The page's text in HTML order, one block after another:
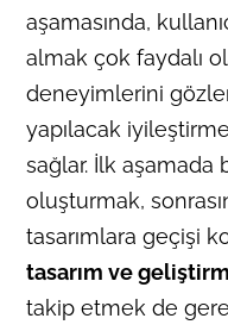
aşamasında,
almak çok faydalı
deneyimlerini
yapılacak
sağlar. İlk
oluşturmak,
tasarımlara geçişi
tasarım ve
takip etmek de